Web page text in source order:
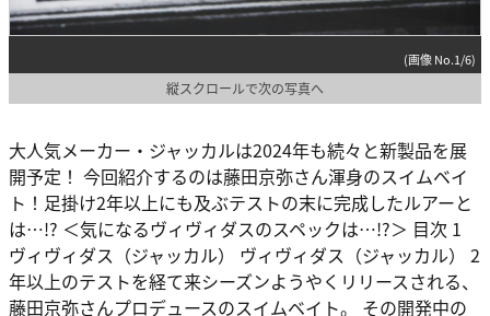
(画像 No.1/6)
縦スクロールで次の写真へ
大人気メーカー・ジャッカルは2024年も続々と新製品を展
開予定！ 今回紹介するのは藤田京弥さん渾身のスイムベイ
ト！足掛け2年以上にも及ぶテストの末に完成したルアーと
は…!? ＜気になるヴィヴィダスのスペックは…!?＞ 目次 1
ヴィヴィダス（ジャッカル） ヴィヴィダス（ジャッカル） 2
年以上のテストを経て来シーズンようやくリリースされる、
藤田京弥さんプロデュースのスイムベイト。 その開発中の